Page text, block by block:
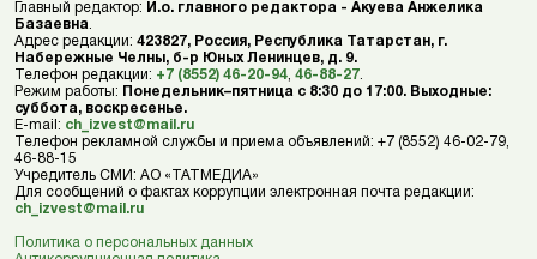
Главный редактор: И.о. главного редактора - Акуева Анжелика
Базаевна.
Адрес редакции: 423827, Россия, Республика Татарстан, г.
Набережные Челны, б-р Юных Ленинцев, д. 9.
Телефон редакции: +7 (8552) 46-20-94, 46-88-27.
Режим работы:
Понедельник–пятница с 8:30 до 17:00. Выходные:
суббота, воскресенье.
E-mail: ch_izvest@mail.ru
Телефон рекламной службы и приема объявлений: +7 (8552) 46-02-79,
46-88-15
Учредитель СМИ: АО «ТАТМЕДИА»
Для сообщений о фактах коррупции электронная почта редакции:
ch_izvest@mail.ru
Политика о персональных данных